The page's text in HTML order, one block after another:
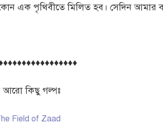
এক পৃথিবীতে মিলিত হব। সেদিন আমার
আরো কিছু গল্পঃ
Field of Zaad